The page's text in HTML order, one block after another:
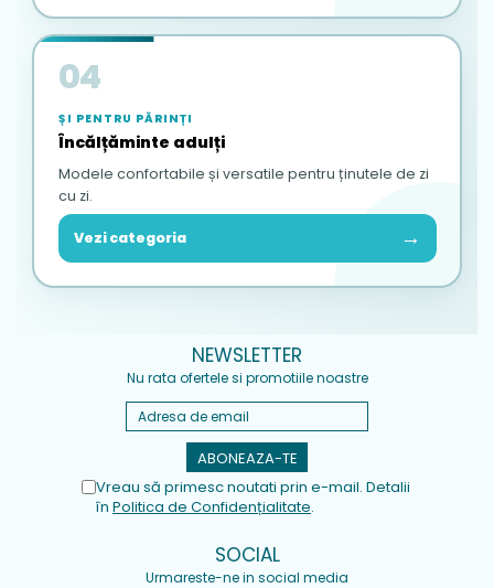
04
ȘI PENTRU PĂRINȚI
Încălțăminte adulți
Modele confortabile și versatile pentru ținutele de zi
cu zi.
Vezi categoria →
NEWSLETTER
Nu rata ofertele si promotiile noastre
Vreau să primesc noutati prin e-mail. Detalii
în Politica de Confidențialitate.
SOCIAL
Urmareste-ne in social media